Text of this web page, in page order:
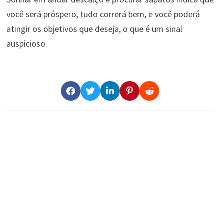
você será próspero, tudo correrá bem, e você poderá
atingir os objetivos que deseja, o que é um sinal
auspicioso.